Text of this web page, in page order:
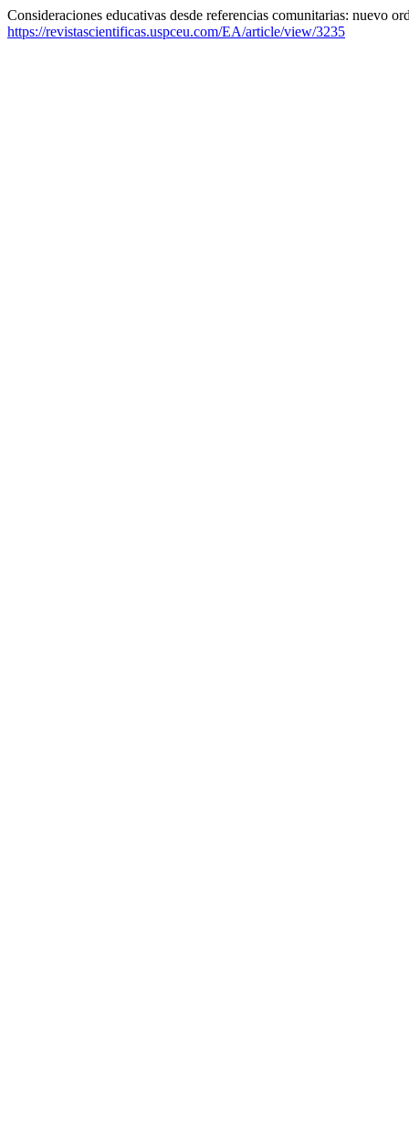
Consideraciones educativas desde referencias comunitarias: nuevo
https://revistascientificas.uspceu.com/EA/article/view/3235